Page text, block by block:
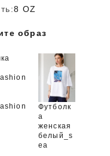
8 OZ
образ
Футболк
а
женская
белый_s
ea